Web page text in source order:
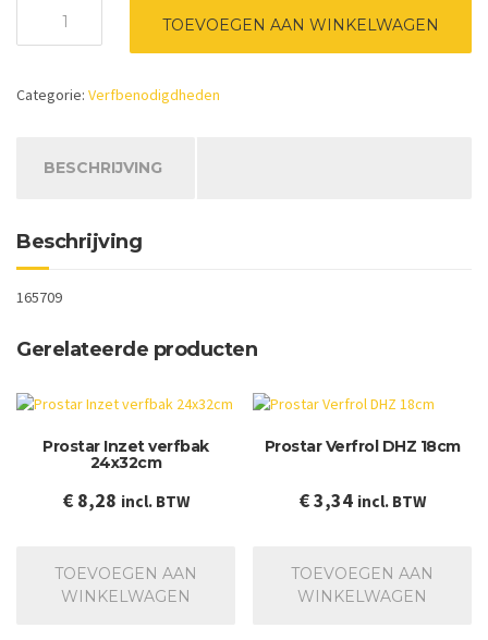
Economy
TOEVOEGEN AAN WINKELWAGEN
Categorie: Verfbenodigdheden
BESCHRIJVING
Beschrijving
165709
Gerelateerde producten
Prostar Inzet verfbak
24x32cm
€8,28 incl. BTW
TOEVOEGEN AAN
WINKELWAGEN
Prostar Verfrol DHZ 18cm
€3,34 incl. BTW
TOEVOEGEN AAN
WINKELWAGEN